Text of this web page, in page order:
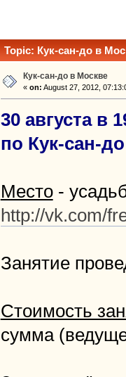
Topic: Кук-сан-до в
Кук-сан-до в Москве
« on: August 27, 2012,
30 августа в
по Кук-сан-до
Место-
http://vk.com/
Занятие
Стоимость
сумма